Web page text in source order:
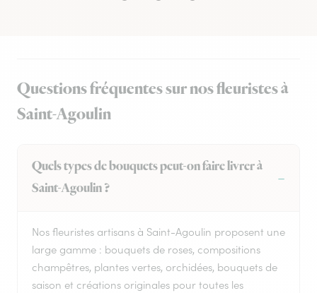
Questions fréquentes sur nos fleuristes à
Saint-Agoulin
Quels types de bouquets peut-on faire livrer à
Saint-Agoulin ?
Nos fleuristes artisans à Saint-Agoulin proposent une
large gamme : bouquets de roses, compositions
champêtres, plantes vertes, orchidées, bouquets de
saison et créations originales pour toutes les